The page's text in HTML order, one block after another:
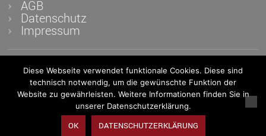
AGB
Datenschutz
Impressum
© 2026 K&K - Auktionen in Heidelberg OHG - Alle Rechte
vorbehalten
Diese Webseite verwendet funktionale Cookies. Diese sind
technisch notwendig, um die gewünschte Funktion der
Website zu gewährleisten. Weitere Informationen finden Sie in
unserer Datenschutzerklärung.
OK DATENSCHUTZERKLÄRUNG